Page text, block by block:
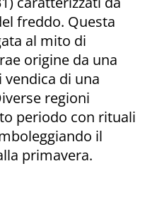
freddo. Questa
al mito di
origine da una
vendica di una
regioni
periodo con rituali
il
primavera.